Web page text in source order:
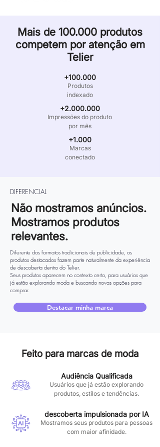
Mais de 100.000 produtos
competem por atenção em
Telier
+100.000
Produtos
indexado
+2.000.000
Impressões do produto
por mês
+1.000
Marcas
conectado
DIFERENCIAL
Não mostramos anúncios.
Mostramos produtos
relevantes.
Diferente dos formatos tradicionais de publicidade, os
produtos destacados fazem parte naturalmente da experiência
de descoberta dentro do Telier.
Seus produtos aparecem no contexto certo, para usuários que
já estão explorando moda e buscando novas opções para
comprar.
Destacar minha marca
Feito para marcas de moda
Audiência Qualificada
Usuários que já estão explorando
produtos, estilos e tendências.
descoberta impulsionada por IA
Mostramos seus produtos para pessoas
com maior afinidade.